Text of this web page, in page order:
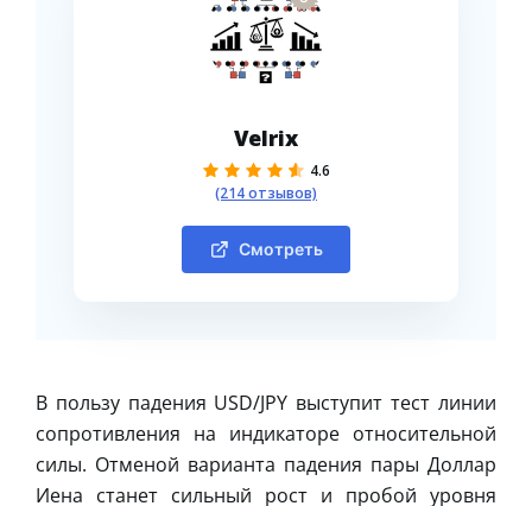
Velrix
4.6
(214 отзывов)
Смотреть
В пользу падения USD/JPY выступит тест линии
сопротивления на индикаторе относительной
силы. Отменой варианта падения пары Доллар
Иена станет сильный рост и пробой уровня